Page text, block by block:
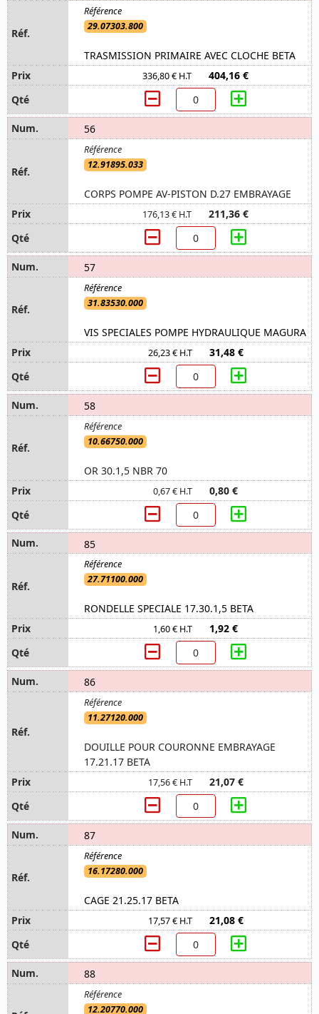
29.07303.800
TRASMISSION PRIMAIRE AVEC CLOCHE BETA
336,80 € H.T 404,16 €
56
12.91895.033
CORPS POMPE AV-PISTON D.27 EMBRAYAGE
176,13 € H.T 211,36 €
57
31.83530.000
VIS SPECIALES POMPE HYDRAULIQUE MAGURA
26,23 € H.T 31,48 €
58
10.66750.000
OR 30.1,5 NBR 70
0,67 € H.T 0,80 €
85
27.71100.000
RONDELLE SPECIALE 17.30.1,5 BETA
1,60 € H.T 1,92 €
86
11.27120.000
DOUILLE POUR COURONNE EMBRAYAGE
17.21.17 BETA
17,56 € H.T 21,07 €
87
16.17280.000
CAGE 21.25.17 BETA
17,57 € H.T 21,08 €
88
12.20770.000